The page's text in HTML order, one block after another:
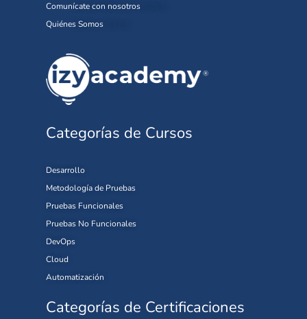
Comunícate con nosotros
Quiénes Somos
Categorías de Cursos
Desarrollo
Metodología de Pruebas
Pruebas Funcionales
Pruebas No Funcionales
DevOps
Cloud
Automatización
Categorías de Certificaciones